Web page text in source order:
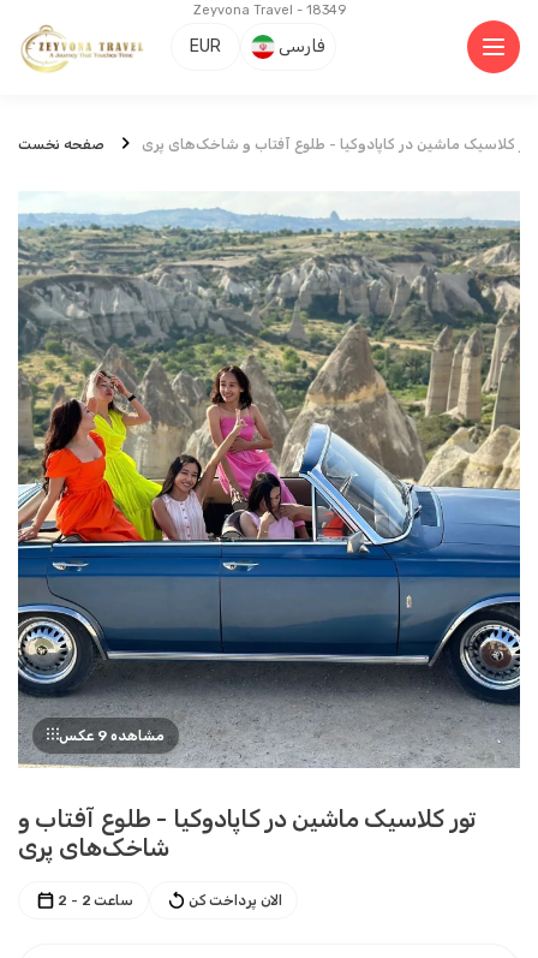
Zeyvona Travel - 18349
EUR فارسی
صفحه نخست تور کلاسیک ماشین در کاپادوکیا - طلوع آفتاب و شاخک‌های پری
مشاهده 9 عکس
تور کلاسیک ماشین در کاپادوکیا - طلوع آفتاب و
شاخک‌های پری
2 - 2 ساعت الان پرداخت کن